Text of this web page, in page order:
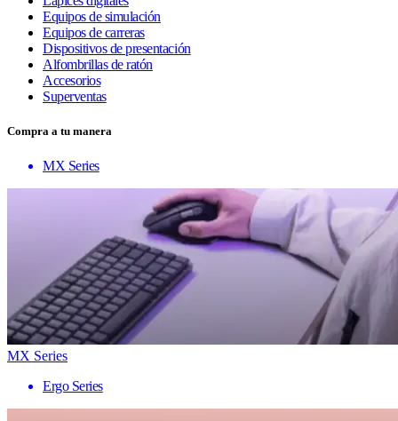
Equipos de simulación
Equipos de carreras
Dispositivos de presentación
Alfombrillas de ratón
Accesorios
Superventas
Compra a tu manera
MX Series
MX Series
Ergo Series